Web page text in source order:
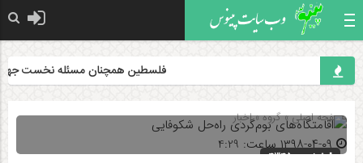
فلسطین همچنان مسئله نخست جهان
صفحه اصلی» گروه »اخبار
۱۳۹۸-۰۴-۰۹ ساعت: 4:29
شناسه : 4345